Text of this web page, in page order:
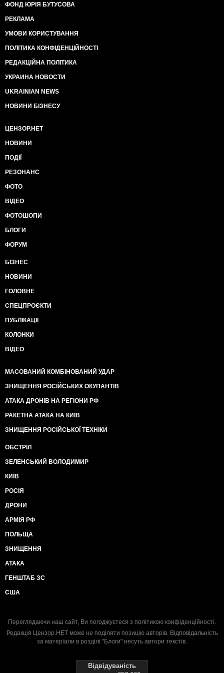
ФОНД ЮРІЯ БУТУСОВА
РЕКЛАМА
УМОВИ КОРИСТУВАННЯ
ПОЛІТИКА КОНФІДЕНЦІЙНОСТІ
РЕДАКЦІЙНА ПОЛІТИКА
УКРАИНА НОВОСТИ
UKRAINIAN NEWS
НОВИНИ БІЗНЕСУ
ЦЕНЗОР.НЕТ
НОВИНИ
ПОДІЇ
РЕЗОНАНС
ФОТО
ВІДЕО
ФОТОШОПИ
БЛОГИ
ФОРУМ
БІЗНЕС
НОВИНИ
ГОЛОВНЕ
СПЕЦПРОЄКТИ
ПУБЛІКАЦІЇ
КОЛОНКИ
ВІДЕО
МАСОВАНИЙ КОМБІНОВАНИЙ УДАР
ЗНИЩЕННЯ РОСІЙСЬКИХ ОКУПАНТІВ
АТАКА ДРОНІВ НА РЕГІОНИ РФ
РАКЕТНА АТАКА НА КИЇВ
ЗНИЩЕННЯ РОСІЙСЬКОЇ ТЕХНІКИ
ОБСТРІЛ
ЗЕЛЕНСЬКИЙ ВОЛОДИМИР
КИЇВ
РОСІЯ
ДРОНИ
АРМІЯ РФ
ПОЛЬЩА
ЗНИЩЕННЯ
АТАКА
ГЕНШТАБ ЗС
США
Переглядаючи наш сайт, Ви погоджуєтеся з політикою конфіденційності.
Редакція Цензор.НЕТ може не поділяти позицію авторів. Відповідальність
за матеріали в розділі "Блоги" несуть автори текстів.
Відвідуваність